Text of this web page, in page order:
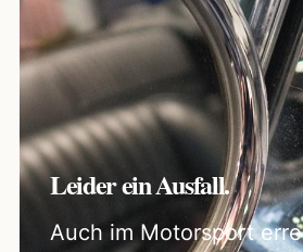
Leider ein Ausfall.
Auch im Motorsport